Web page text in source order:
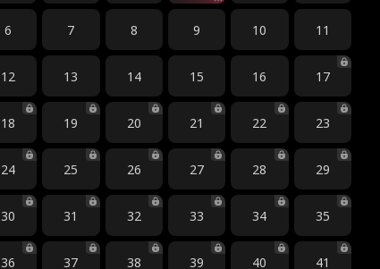
6 7 8 9 10 11
12 13 14 15 16 17
18 19 20 21 22 23
24 25 26 27 28 29
30 31 32 33 34 35
36 37 38 39 40 41